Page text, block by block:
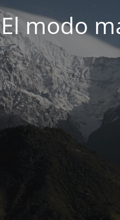
El modo